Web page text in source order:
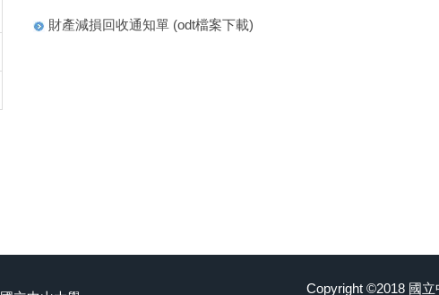
財產減損回收通知單 (odt檔案下載)
Copyright ©2018 國